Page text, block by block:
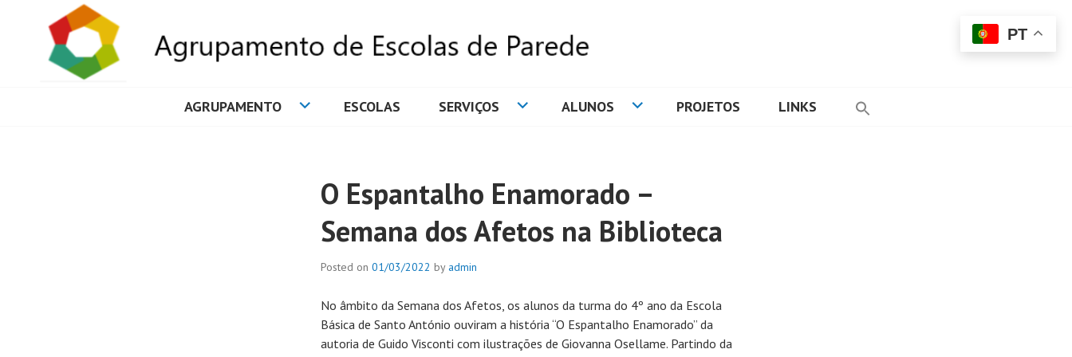
AGRUPAMENTO ESCOLAS SERVIÇOS ALUNOS PROJETOS LINKS
O Espantalho Enamorado –
Semana dos Afetos na Biblioteca
Posted on 01/03/2022 by admin
No âmbito da Semana dos Afetos, os alunos da turma do 4º ano da Escola
Básica de Santo António ouviram a história “O Espantalho Enamorado” da
autoria de Guido Visconti com ilustrações de Giovanna Osellame. Partindo da
PT